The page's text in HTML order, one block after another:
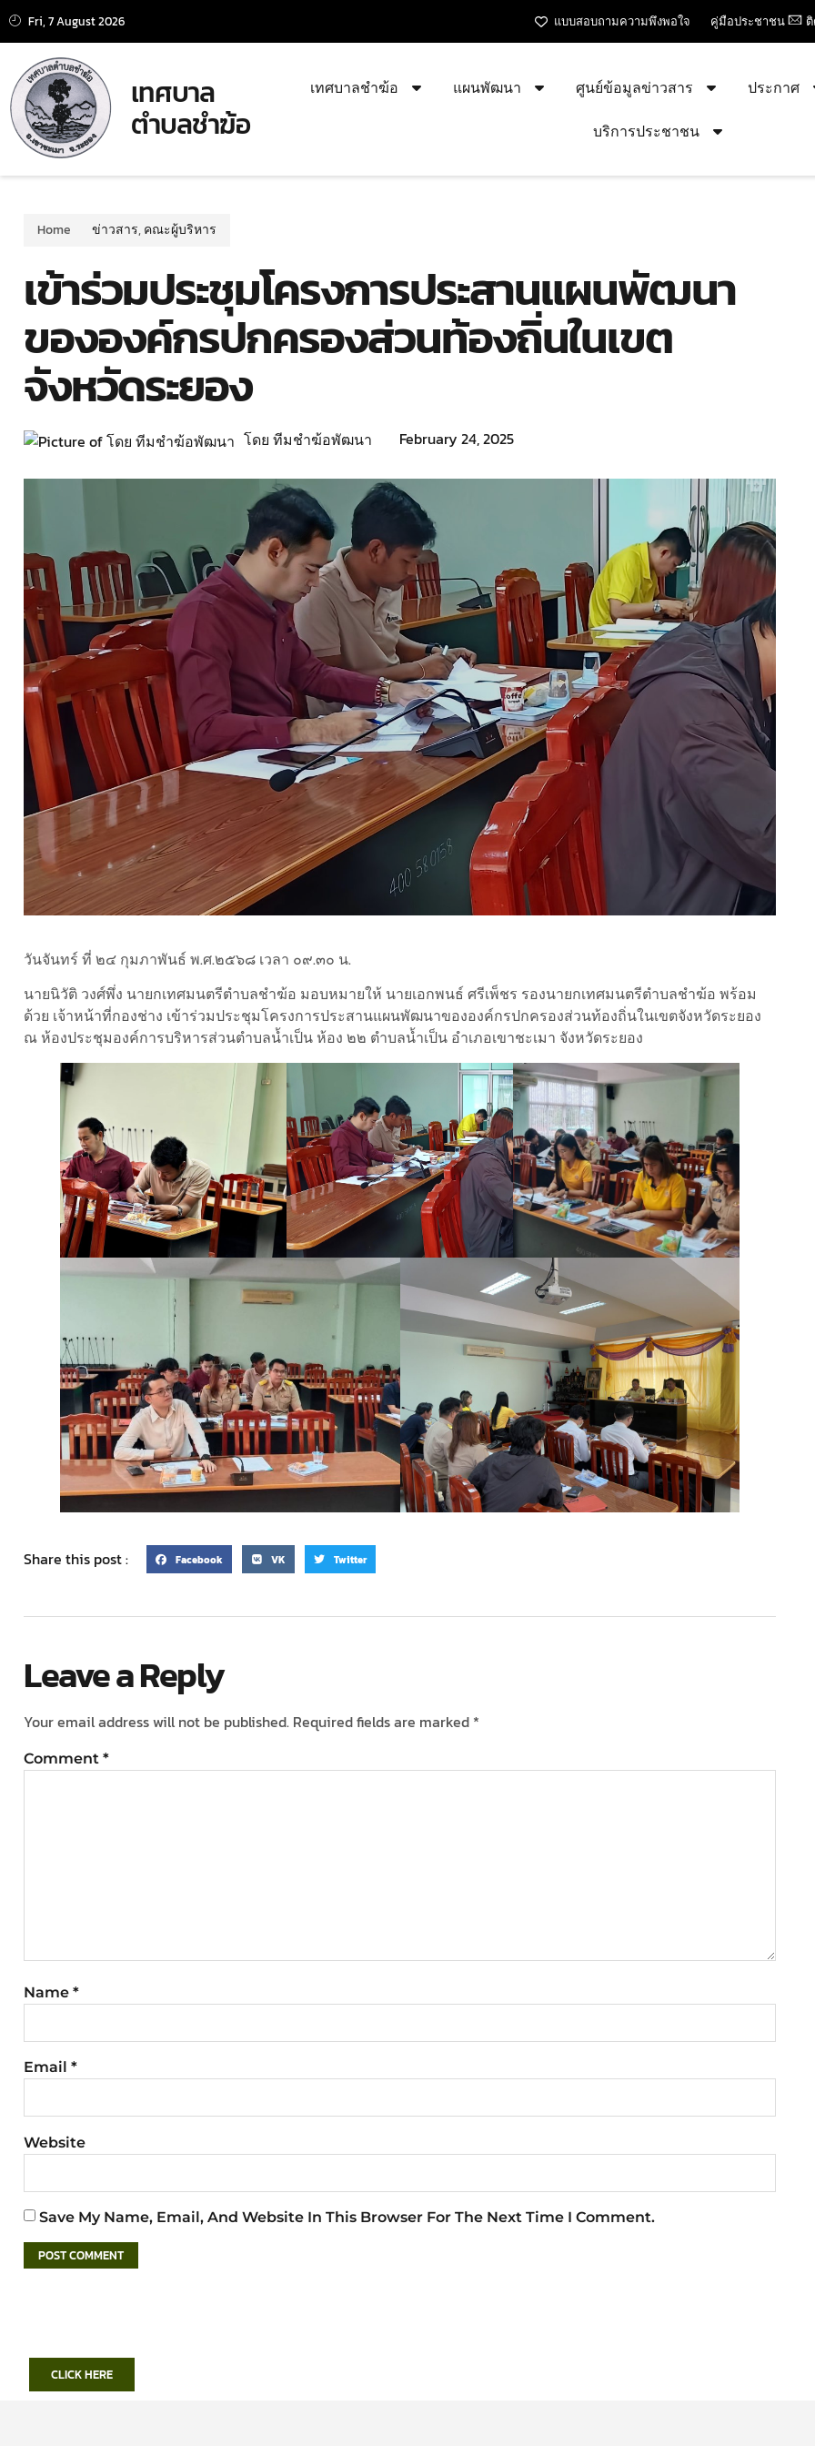
Fri, 7 August 2026 แบบสอบถามความพึงพอใจ คู่มือประชาชน
เทศบาล
ตำบลชำฆ้อ
เทศบาลชำฆ้อ แผนพัฒนา ศูนย์ข้อมูลข่าวสาร ประกาศ
บริการประชาชน
Home ข่าวสาร,คณะผู้บริหาร
เข้าร่วมประชุมโครงการประสานแผนพัฒนา
ขององค์กรปกครองส่วนท้องถิ่นในเขต
จังหวัดระยอง
โดย ทีมชำฆ้อพัฒนา February 24, 2025
วันจันทร์ ที่ ๒๔ กุมภาพันธ์ พ.ศ.๒๕๖๘ เวลา ๐๙.๓๐ น.
นายนิวัติ วงศ์พึ่ง นายกเทศมนตรีตำบลชำฆ้อ มอบหมายให้ นายเอกพนธ์ ศรีเพ็ชร รองนายกเทศมนตรีตำบลชำฆ้อ พร้อม
ด้วย เจ้าหน้าที่กองช่าง เข้าร่วมประชุมโครงการประสานแผนพัฒนาขององค์กรปกครองส่วนท้องถิ่นในเขตจังหวัดระยอง
ณ ห้องประชุมองค์การบริหารส่วนตำบลน้ำเป็น ห้อง ๒๒ ตำบลน้ำเป็น อำเภอเขาชะเมา จังหวัดระยอง
Share this post : Facebook VK Twitter
Leave a Reply
Your email address will not be published. Required fields are marked *
Comment *
Name *
Email *
Website
Save My Name, Email, And Website In This Browser For The Next Time I Comment.
CLICK HERE